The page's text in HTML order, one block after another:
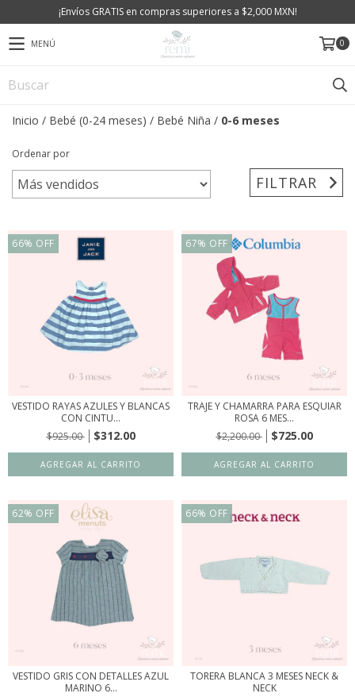
¡Envíos GRATIS en compras superiores a $2,000 MXN!
MENÚ 0
Inicio / Bebé (0-24 meses) / Bebé Niña / 0-6 meses
Ordenar por
FILTRAR
66% OFF
VESTIDO RAYAS AZULES Y BLANCAS
CON CINTU...
$925.00
$312.00
67% OFF
TRAJE Y CHAMARRA PARA ESQUIAR
ROSA 6 MES...
$2,200.00
$725.00
62% OFF
VESTIDO GRIS CON DETALLES AZUL
MARINO 6...
66% OFF
TORERA BLANCA 3 MESES NECK &
NECK